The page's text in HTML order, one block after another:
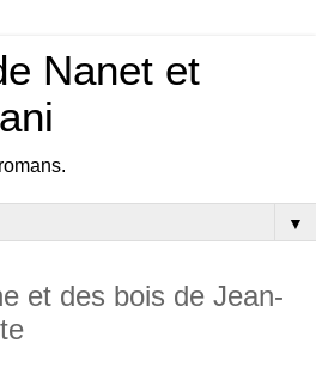
Nanet et
▼
et des bois de Jean-